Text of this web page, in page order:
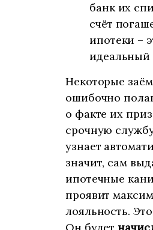
банк их
счёт
ипотеки –
идеальный
Некоторые
ошибочно
о факте их
срочную
узнает
значит, сам
ипотечные
проявит
лояльность.